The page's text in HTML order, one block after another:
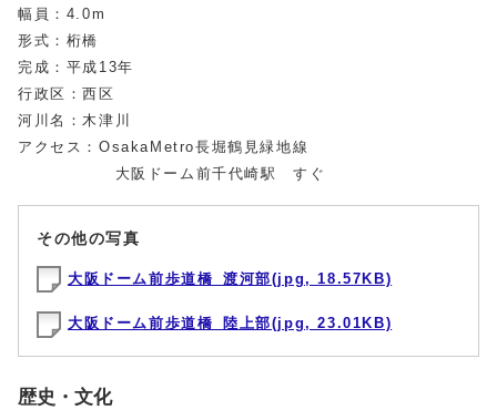
幅員：4.0m
形式：桁橋
完成：平成13年
行政区：西区
河川名：木津川
アクセス：OsakaMetro長堀鶴見緑地線
大阪ドーム前千代崎駅 すぐ
その他の写真
大阪ドーム前歩道橋_渡河部(jpg, 18.57KB)
大阪ドーム前歩道橋_陸上部(jpg, 23.01KB)
歴史・文化